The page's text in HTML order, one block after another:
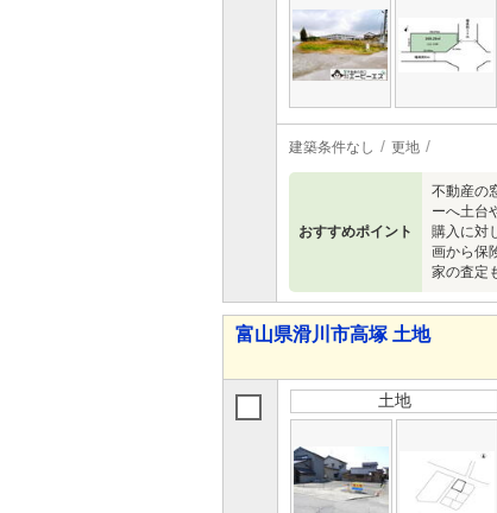
建築条件なし 更地
おすすめポイント
不動産の
ーへ土台
購入に対
画から保
家の査定
富山県滑川市高塚 土地
土地